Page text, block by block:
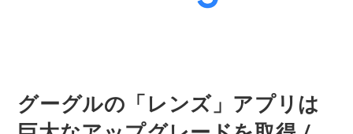
グーグルの「レンズ」アプリは